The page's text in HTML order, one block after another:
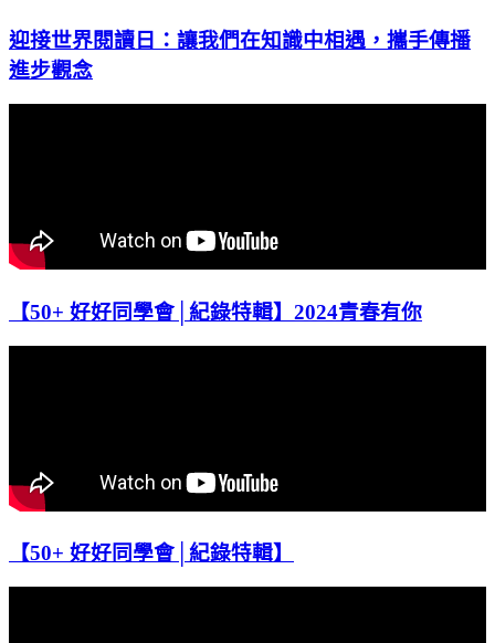
迎接世界閱讀日：讓我們在知識中相遇，攜手傳播
進步觀念
【50+ 好好同學會│紀錄特輯】2024青春有你
【50+ 好好同學會│紀錄特輯】